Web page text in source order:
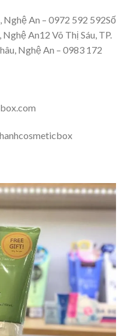
Nghệ An – 0972 592 592Số
An12 Võ Thị Sáu, TP.
Nghệ An – 0983 172